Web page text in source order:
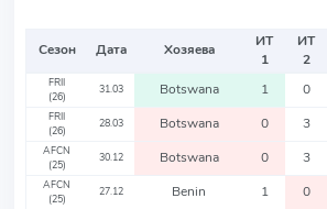
Сезон Дата Хозяева
ИТ
1
ИТ
2
FRII
(26)
31.03 Botswana 1 0
FRII
(26)
28.03 Botswana 0 3
AFCN
(25)
30.12 Botswana 0 3
AFCN
(25)
27.12 Benin 1 0